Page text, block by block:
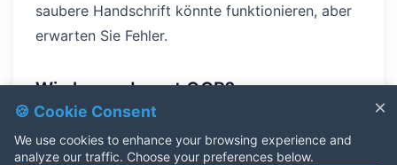
saubere Handschrift könnte funktionieren, aber
erwarten Sie Fehler.
Wie lange dauert OCR?
ab. Eine einzelne Seite dauert Sekunden. Ein 50-
🍪 Cookie Consent
We use cookies to enhance your browsing experience and
analyze our traffic. Choose your preferences below.
×